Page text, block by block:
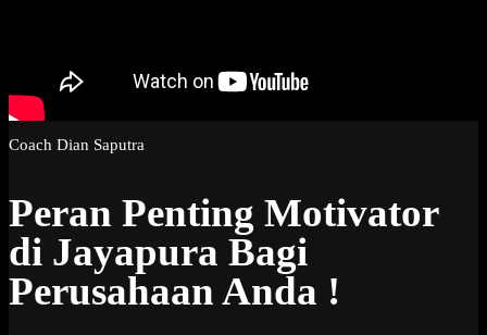
Coach Dian Saputra
Peran Penting Motivator
di Jayapura Bagi
Perusahaan Anda !